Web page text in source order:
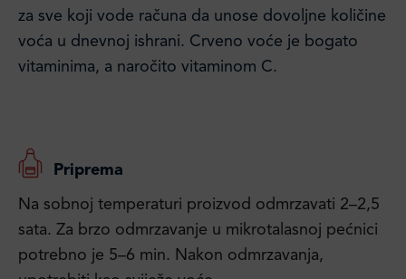
za sve koji vode računa da unose dovoljne količine
voća u dnevnoj ishrani. Crveno voće je bogato
vitaminima, a naročito vitaminom C.
Priprema
Na sobnoj temperaturi proizvod odmrzavati 2–2,5
sata. Za brzo odmrzavanje u mikrotalasnoj pećnici
potrebno je 5–6 min. Nakon odmrzavanja,